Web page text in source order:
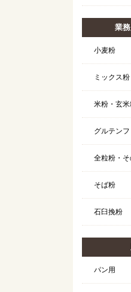
業
小麦粉
ミックス粉
米粉・玄
グルテンフ
全粒粉・
そば粉
石臼挽粉
パン用